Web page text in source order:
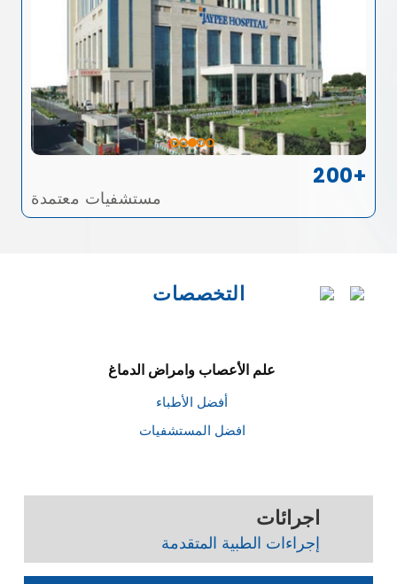
200+
مستشفيات معتمدة
التخصصات
علم الأعصاب وامراض الدماغ
أفضل الأطباء
افضل المستشفيات
اجرائات
إجراءات الطبية المتقدمة